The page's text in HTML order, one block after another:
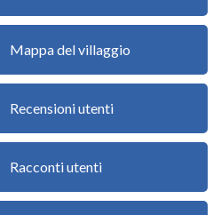
Mappa del villaggio
Recensioni utenti
Racconti utenti